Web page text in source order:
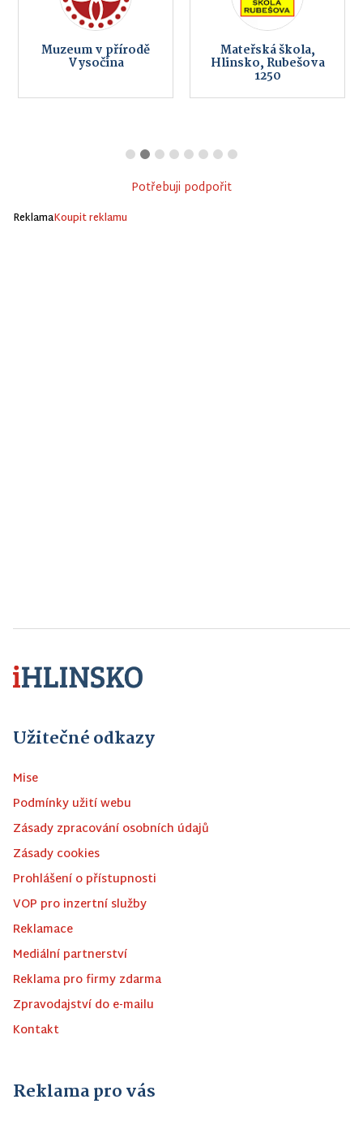
Muzeum v přírodě
Vysočina
Mateřská škola,
Hlinsko, Rubešova
1250
Potřebuji podpořit
ReklamaKoupit reklamu
Užitečné odkazy
Mise
Podmínky užití webu
Zásady zpracování osobních údajů
Zásady cookies
Prohlášení o přístupnosti
VOP pro inzertní služby
Reklamace
Mediální partnerství
Reklama pro firmy zdarma
Zpravodajství do e-mailu
Kontakt
Reklama pro vás